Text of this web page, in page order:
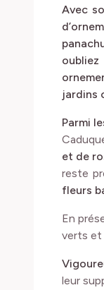
jardins
et de
reste
fleurs
verts et
leur
couvrir